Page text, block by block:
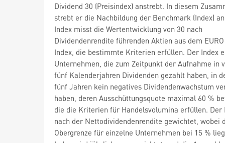
Dividend 30 (Preisindex) anstrebt. In diesem
strebt er die Nachbildung der Benchmark (Index)
Index misst die Wertentwicklung von 30 nach
Dividendenrendite führenden Aktien aus dem
Index, die bestimmte Kriterien erfüllen. Der Index
Unternehmen, die zum Zeitpunkt der Aufnahme in
fünf Kalenderjahren Dividenden gezahlt haben, in
fünf Jahren kein negatives Dividendenwachstum
haben, deren Ausschüttungsquote maximal 60 %
die die Kriterien für Handelsvolumina erfüllen. Der
nach der Nettodividendenrendite gewichtet, wobei
Obergrenze für einzelne Unternehmen bei 15 %